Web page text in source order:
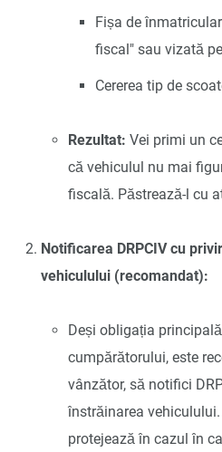
Fișa de
fiscal" sau vizată
Cererea tip de
Rezultat: Vei primi un
că vehiculul nu mai
fiscală. Păstrează-l cu
Notificarea DRPCIV cu
vehiculului (recomandat):
Deși obligația
cumpărătorului, este
vânzător, să notifici
înstrăinarea
protejează în cazul în